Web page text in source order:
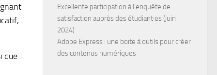
que
Excellente participation à l’enquête de
satisfaction auprès des étudiant·es (juin
2024)
Adobe Express : une boite à outils pour créer
des contenus numériques